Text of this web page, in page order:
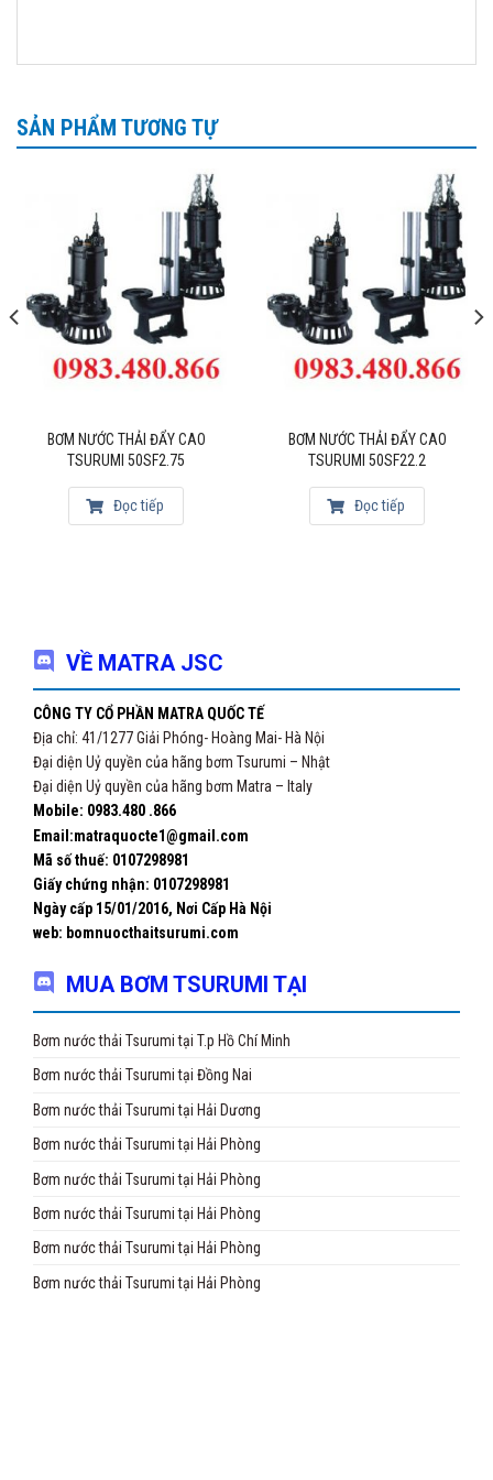
Hotline: 0983.480.866
SẢN PHẨM TƯƠNG TỰ
BƠM NƯỚC THẢI ĐẨY CAO
TSURUMI 50SF2.75
Đọc tiếp
BƠM NƯỚC THẢI ĐẨY CAO
TSURUMI 50SF22.2
Đọc tiếp
VỀ MATRA JSC
CÔNG TY CỔ PHẦN MATRA QUỐC TẾ
Địa chỉ: 41/1277 Giải Phóng- Hoàng Mai- Hà Nội
Đại diện Uỷ quyền của hãng bơm Tsurumi – Nhật
Đại diện Uỷ quyền của hãng bơm Matra – Italy
Mobile: 0983.480 .866
Email:matraquocte1@gmail.com
Mã số thuế: 0107298981
Giấy chứng nhận: 0107298981
Ngày cấp 15/01/2016, Nơi Cấp Hà Nội
web: bomnuocthaitsurumi.com
MUA BƠM TSURUMI TẠI
Bơm nước thải Tsurumi tại T.p Hồ Chí Minh
Bơm nước thải Tsurumi tại Đồng Nai
Bơm nước thải Tsurumi tại Hải Dương
Bơm nước thải Tsurumi tại Hải Phòng
Bơm nước thải Tsurumi tại Hải Phòng
Bơm nước thải Tsurumi tại Hải Phòng
Bơm nước thải Tsurumi tại Hải Phòng
Bơm nước thải Tsurumi tại Hải Phòng